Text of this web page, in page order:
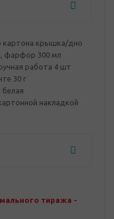
картона крышка/дно
фарфор 300 мл
работа 4 шт
30 г
накладкой
тиража -